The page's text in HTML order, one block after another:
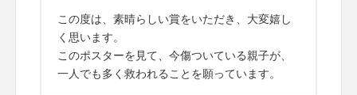
この度は、素晴らしい賞をいただき、大変嬉し
く思います。
このポスターを見て、今傷ついている親子が、
一人でも多く救われることを願っています。